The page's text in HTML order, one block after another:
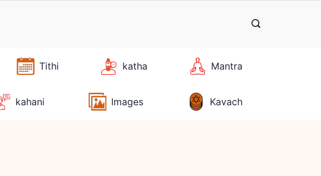
Tithi katha Mantra
kahani Images Kavach